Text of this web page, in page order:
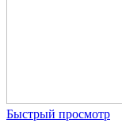
Быстрый просмотр